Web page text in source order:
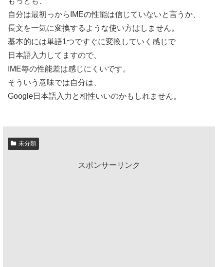
自分は最初っからIMEの性能は信じていないと言うか、
長文を一気に変換するような使い方はしません。
基本的には単語1つですぐに変換していく感じで
日本語入力してますので、
IME毎の性能差は感じにくいです。
そういう意味では自分は、
Google日本語入力と相性いいのかもしれません。
未分類
スポンサーリンク